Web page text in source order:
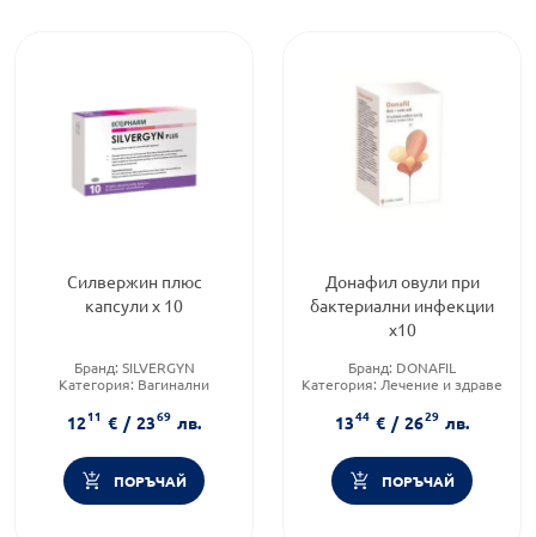
Силвержин плюс
капсули х 10
Бранд: SILVERGYN
Категория: Вагинални
Предназначено за:възрастни
1211 € / 2369 лв.
ПОРЪЧАЙ
Донафил овули при
бактериални инфекции
х10
Бранд: DONAFIL
Категория: Лечение и здраве
1344 € / 2629 лв.
ПОРЪЧАЙ